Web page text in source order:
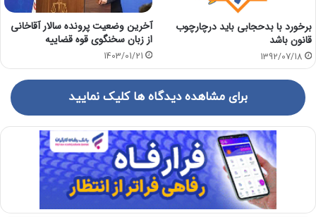
برخورد با بدحجابی باید درچارچوب
قانون باشد
1392/07/18
آخرین وضعیت پرونده سالار آقاخانی
از زبان سخنگوی قوه قضاییه
1403/01/21
برای مشاهده دیدگاه ها کلیک نمایید